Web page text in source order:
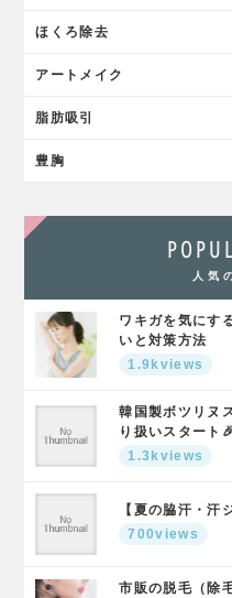
ほくろ除去
アートメイク
脂肪吸引
豊胸
人気
ワキガを気にす
いと対策方法
1.9kviews
韓国製ボツリヌ
り扱いスタート
1.3kviews
【夏の脇汗・汗
700views
市販の脱毛（除